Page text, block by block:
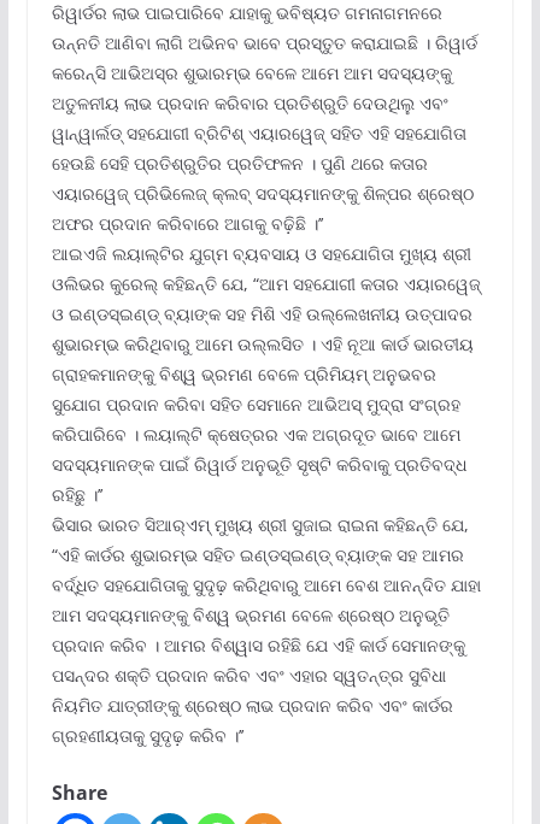
ରିୱାର୍ଡର ଲାଭ ପାଇପାରିବେ ଯାହାକୁ ଭବିଷ୍ୟତ ଗମନାଗମନରେ
ଉନ୍ନତି ଆଣିବା ଲାଗି ଅଭିନବ ଭାବେ ପ୍ରସ୍ତୁତ କରାଯାଇଛି । ରିୱାର୍ଡ
କରେନ୍ସି ଆଭିଅସ୍‌ର ଶୁଭାରମ୍ଭ ବେଳେ ଆମେ ଆମ ସଦସ୍ୟଙ୍କୁ
ଅତୁଳନୀୟ ଲାଭ ପ୍ରଦାନ କରିବାର ପ୍ରତିଶ୍ରୁତି ଦେଉଥିଲୁ ଏବଂ
ୱାନ୍‌ୱାର୍ଲଡ୍ ସହଯୋଗୀ ବ୍ରିଟିଶ୍ ଏୟାରୱେଜ୍ ସହିତ ଏହି ସହଯୋଗିତା
ହେଉଛି ସେହି ପ୍ରତିଶ୍ରୁତିର ପ୍ରତିଫଳନ । ପୁଣି ଥରେ କତାର
ଏୟାରୱେଜ୍ ପ୍ରିଭିଲେଜ୍ କ୍ଲବ୍ ସଦସ୍ୟମାନଙ୍କୁ ଶିଳ୍ପର ଶ୍ରେଷ୍ଠ
ଅଫର ପ୍ରଦାନ କରିବାରେ ଆଗକୁ ବଢ଼ିଛି ।’’
ଆଇଏଜି ଲୟାଲ୍‌ଟିର ଯୁଗ୍ମ ବ୍ୟବସାୟ ଓ ସହଯୋଗିତା ମୁଖ୍ୟ ଶ୍ରୀ
ଓଲିଭର କୁରେଲ୍ କହିଛନ୍ତି ଯେ, “ଆମ ସହଯୋଗୀ କତାର ଏୟାରୱେଜ୍
ଓ ଇଣ୍ଡସ୍‌ଇଣ୍ଡ୍ ବ୍ୟାଙ୍କ ସହ ମିଶି ଏହି ଉଲ୍ଲେଖନୀୟ ଉତ୍ପାଦର
ଶୁଭାରମ୍ଭ କରିଥିବାରୁ ଆମେ ଉଲ୍ଲସିତ । ଏହି ନୂଆ କାର୍ଡ ଭାରତୀୟ
ଗ୍ରାହକମାନଙ୍କୁ ବିଶ୍ୱ ଭ୍ରମଣ ବେଳେ ପ୍ରିମିୟମ୍ ଅନୁଭବର
ସୁଯୋଗ ପ୍ରଦାନ କରିବା ସହିତ ସେମାନେ ଆଭିଅସ୍ ମୁଦ୍ରା ସଂଗ୍ରହ
କରିପାରିବେ । ଲୟାଲ୍‌ଟି କ୍ଷେତ୍ରର ଏକ ଅଗ୍ରଦୂତ ଭାବେ ଆମେ
ସଦସ୍ୟମାନଙ୍କ ପାଇଁ ରିୱାର୍ଡ ଅନୁଭୂତି ସୃଷ୍ଟି କରିବାକୁ ପ୍ରତିବଦ୍ଧ
ରହିଛୁ ।’’
ଭିସାର ଭାରତ ସିଆର୍‌ଏମ୍ ମୁଖ୍ୟ ଶ୍ରୀ ସୁଜାଇ ରାଇନା କହିଛନ୍ତି ଯେ,
“ଏହି କାର୍ଡର ଶୁଭାରମ୍ଭ ସହିତ ଇଣ୍ଡସ୍‌ଇଣ୍ଡ୍ ବ୍ୟାଙ୍କ ସହ ଆମର
ବର୍ଦ୍ଧିତ ସହଯୋଗିତାକୁ ସୁଦୃଢ଼ କରିଥିବାରୁ ଆମେ ବେଶ ଆନନ୍ଦିତ ଯାହା
ଆମ ସଦସ୍ୟମାନଙ୍କୁ ବିଶ୍ୱ ଭ୍ରମଣ ବେଳେ ଶ୍ରେଷ୍ଠ ଅନୁଭୂତି
ପ୍ରଦାନ କରିବ । ଆମର ବିଶ୍ୱାସ ରହିଛି ଯେ ଏହି କାର୍ଡ ସେମାନଙ୍କୁ
ପସନ୍ଦର ଶକ୍ତି ପ୍ରଦାନ କରିବ ଏବଂ ଏହାର ସ୍ୱତନ୍ତ୍ର ସୁବିଧା
ନିୟମିତ ଯାତ୍ରୀଙ୍କୁ ଶ୍ରେଷ୍ଠ ଲାଭ ପ୍ରଦାନ କରିବ ଏବଂ କାର୍ଡର
ଗ୍ରହଣୀୟତାକୁ ସୁଦୃଢ଼ କରିବ ।’’
Share